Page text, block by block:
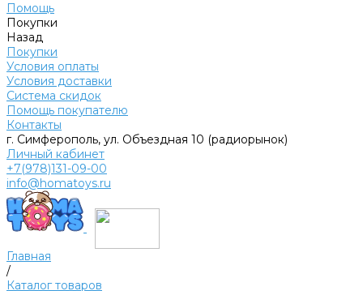
Помощь
Покупки
Назад
Покупки
Условия оплаты
Условия доставки
Система скидок
Помощь покупателю
Контакты
г. Симферополь, ул. Объездная 10 (радиорынок)
Личный кабинет
+7(978)131-09-00
info@homatoys.ru
Главная
/
Каталог товаров